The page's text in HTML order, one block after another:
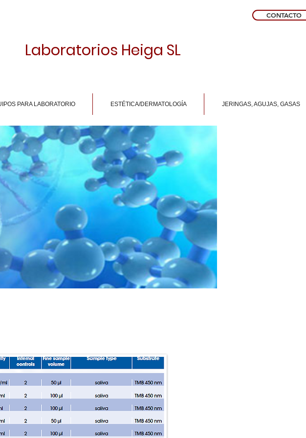
Laboratorios Heiga SL
PARA LABORATORIO ESTÉTICA/DERMATOLOGÍA JERINGAS, AGUJAS, GASAS
CONTACTO